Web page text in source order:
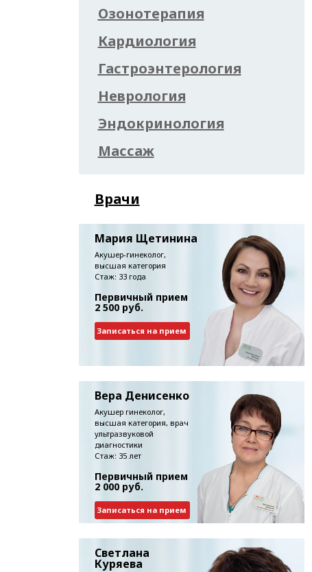
Озонотерапия
Кардиология
Гастроэнтерология
Неврология
Эндокринология
Массаж
Врачи
Мария Щетинина
Акушер-гинеколог,
высшая категория
Стаж: 33 года
Первичный прием
2 500 руб.
Записаться на прием
Вера Денисенко
Акушер гинеколог,
высшая категория, врач
ультразвуковой
диагностики
Стаж: 35 лет
Первичный прием
2 000 руб.
Записаться на прием
Светлана
Куряева